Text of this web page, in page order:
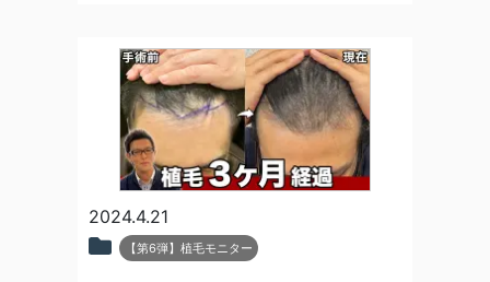
2024.4.21
【第6弾】植毛モニター